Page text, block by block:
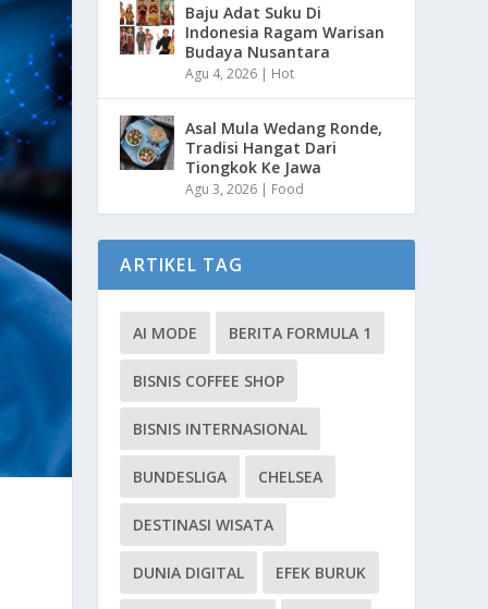
Baju Adat Suku Di
Indonesia Ragam Warisan
Budaya Nusantara
Agu 4, 2026 | Hot
Asal Mula Wedang Ronde,
Tradisi Hangat Dari
Tiongkok Ke Jawa
Agu 3, 2026 | Food
ARTIKEL TAG
AI MODE BERITA FORMULA 1
BISNIS COFFEE SHOP
BISNIS INTERNASIONAL
BUNDESLIGA CHELSEA
DESTINASI WISATA
DUNIA DIGITAL EFEK BURUK